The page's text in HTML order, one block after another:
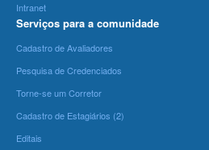
Intranet
Serviços para a comunidade
Cadastro de Avaliadores
Pesquisa de Credenciados
Torne-se um Corretor
Cadastro de Estagiários (2)
Editais